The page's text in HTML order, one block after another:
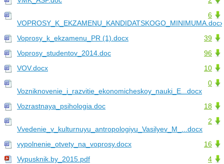
6
VOPROSY_K_EKZAMENU_KANDIDATSKOGO_MINIMUMA.docx
39
Voprosy_k_ekzamenu_PR (1).docx
96
Voprosy_studentov_2014.doc
10
VOV.docx
0
Vozniknovenie_i_razvitie_ekonomicheskoy_nauki_E...docx
18
Vozrastnaya_psihologia.doc
2
Vvedenie_v_kulturnuyu_antropologiyu_Vasilyev_M_...docx
16
vypolnenie_otvety_na_voprosy.docx
4
Vypusknik.by_2015.pdf